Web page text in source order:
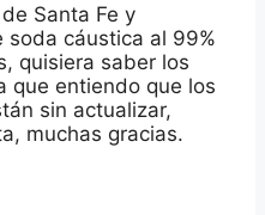
Santa Fe y
soda cáustica al 99%
quisiera saber los
que entiendo que los
sin actualizar,
muchas gracias.